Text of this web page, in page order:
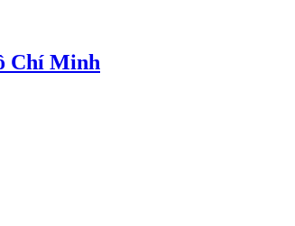
Chí Minh